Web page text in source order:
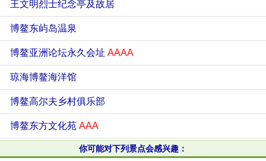
王文明烈士纪念亭及故居
博鳌东屿岛温泉
博鳌亚洲论坛永久会址 AAAA
琼海博鳌海洋馆
博鳌高尔夫乡村俱乐部
博鳌东方文化苑 AAA
你可能对下列景点会感兴趣：